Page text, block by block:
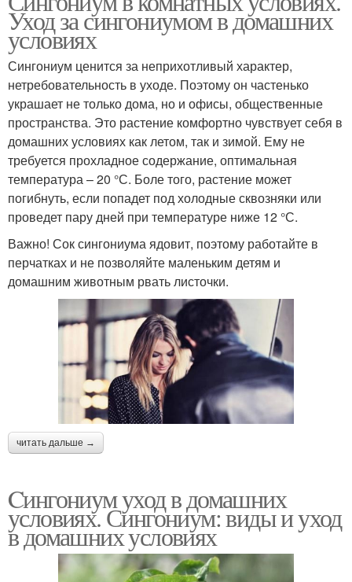
Уход за сингониумом в домашних
условиях
Сингониум ценится за неприхотливый характер,
нетребовательность в уходе. Поэтому он частенько
украшает не только дома, но и офисы, общественные
пространства. Это растение комфортно чувствует себя в
домашних условиях как летом, так и зимой. Ему не
требуется прохладное содержание, оптимальная
температура – 20 °С. Боле того, растение может
погибнуть, если попадет под холодные сквозняки или
проведет пару дней при температуре ниже 12 °С.
Важно! Сок сингониума ядовит, поэтому работайте в
перчатках и не позволяйте маленьким детям и
домашним животным рвать листочки.
читать дальше →
Cингониум уход в домашних
условиях. Сингониум: виды и уход
в домашних условиях